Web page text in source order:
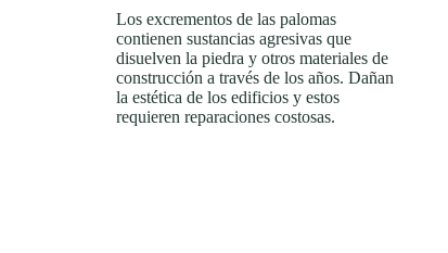
Los excrementos de las palomas
contienen sustancias agresivas que
disuelven la piedra y otros materiales de
construcción a través de los años. Dañan
la estética de los edificios y estos
requieren reparaciones costosas.